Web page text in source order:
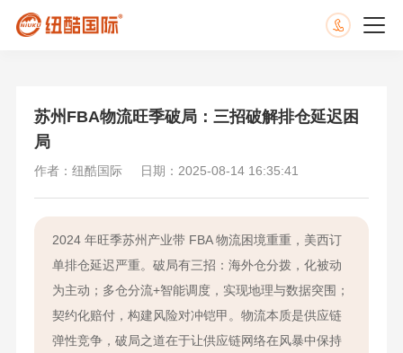
苏州FBA物流旺季破局：三招破解排仓延迟困
局
作者：纽酷国际 日期：2025-08-14 16:35:41
2024 年旺季苏州产业带 FBA 物流困境重重，美西订
单排仓延迟严重。破局有三招：海外仓分拨，化被动
为主动；多仓分流+智能调度，实现地理与数据突围；
契约化赔付，构建风险对冲铠甲。物流本质是供应链
弹性竞争，破局之道在于让供应链网络在风暴中保持